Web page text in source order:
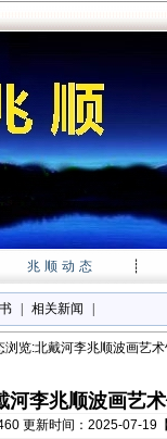
兆顺动态 ┊
相关新闻
览:北戴河李兆顺波画艺
河李兆顺波画艺
更新时间：2025-07-19